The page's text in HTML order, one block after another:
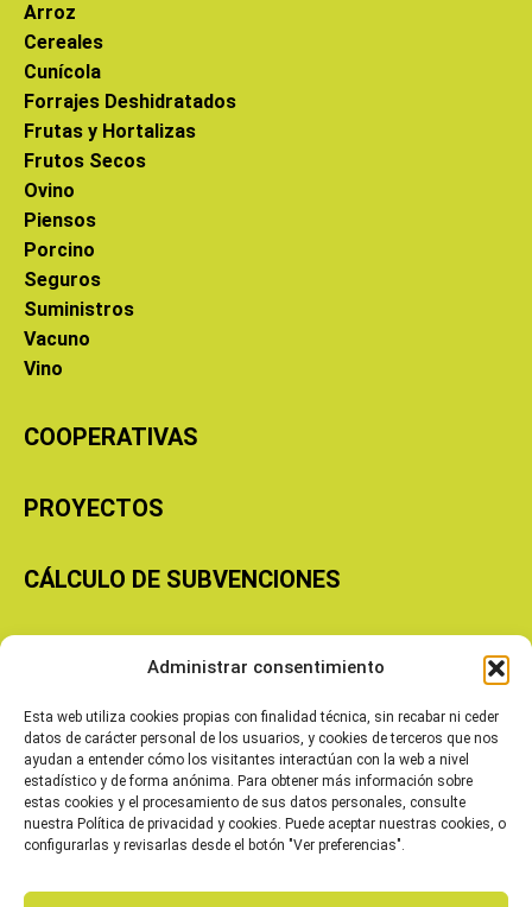
Administrar consentimiento
Esta web utiliza cookies propias con finalidad técnica, sin recabar ni ceder
datos de carácter personal de los usuarios, y cookies de terceros que nos
ayudan a entender cómo los visitantes interactúan con la web a nivel
estadístico y de forma anónima. Para obtener más información sobre
estas cookies y el procesamiento de sus datos personales, consulte
nuestra Política de privacidad y cookies. Puede aceptar nuestras cookies, o
configurarlas y revisarlas desde el botón "Ver preferencias".
Arroz
Cereales
Cunícola
Forrajes Deshidratados
Frutas y Hortalizas
Frutos Secos
Ovino
Piensos
Porcino
Seguros
Suministros
Vacuno
Vino
COOPERATIVAS
PROYECTOS
CÁLCULO DE SUBVENCIONES